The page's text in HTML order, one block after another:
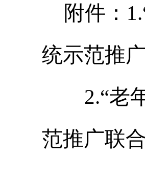
附件：
统示范推
2.“老
范推广联